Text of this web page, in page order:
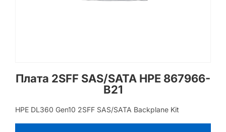
Плата 2SFF SAS/SATA HPE 867966-
B21
HPE DL360 Gen10 2SFF SAS/SATA Backplane Kit